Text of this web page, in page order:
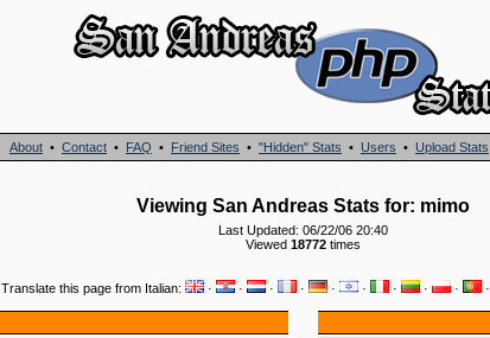
About • Contact • FAQ • Friend Sites • "Hidden" Stats • Users • Upload Stats
Viewing San Andreas Stats for: mimo
Last Updated: 06/22/06 20:40
Viewed 18772times
Translate this page from Italian: · · · · · · · · · ·